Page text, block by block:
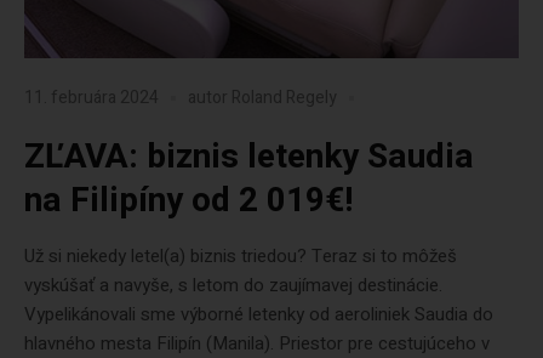
11. februára 2024 autor Roland Regely
ZĽAVA: biznis letenky Saudia
na Filipíny od 2 019€!
Už si niekedy letel(a) biznis triedou? Teraz si to môžeš
vyskúšať a navyše, s letom do zaujímavej destinácie.
Vypelikánovali sme výborné letenky od aeroliniek Saudia do
hlavného mesta Filipín (Manila). Priestor pre cestujúceho v